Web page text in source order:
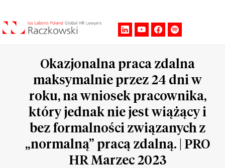
Okazjonalna praca zdalna
maksymalnie przez 24 dni w
roku, na wniosek pracownika,
który jednak nie jest wiążący i
bez formalności związanych z
„normalną” pracą zdalną. | PRO
HR Marzec 2023